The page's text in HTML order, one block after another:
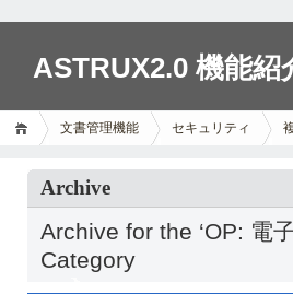
ASTRUX2.0 機能紹
文書管理機能 セキュリティ
Archive
Archive for the ‘OP: 電
Category